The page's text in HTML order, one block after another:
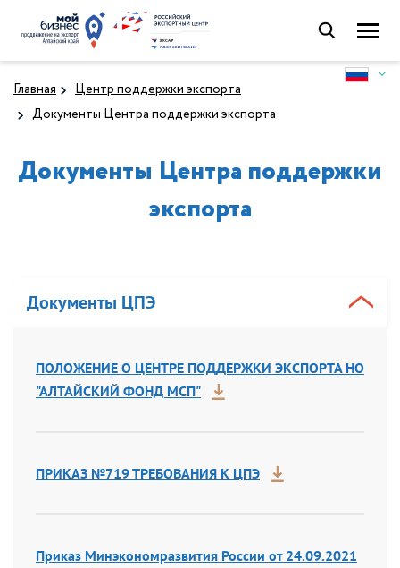
Главная
Центр поддержки экспорта
Документы Центра поддержки экспорта
Документы Центра поддержки
экспорта
Документы ЦПЭ
ПОЛОЖЕНИЕ О ЦЕНТРЕ ПОДДЕРЖКИ ЭКСПОРТА НО
"АЛТАЙСКИЙ ФОНД МСП"
ПРИКАЗ №719 ТРЕБОВАНИЯ К ЦПЭ
Приказ Минэкономразвития России от 24.09.2021